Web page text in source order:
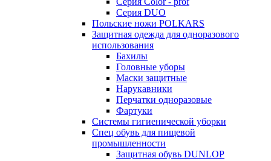
Серия DUO
Польские ножи POLKARS
Защитная одежда для одноразового
использования
Бахилы
Головные уборы
Маски защитные
Нарукавники
Перчатки одноразовые
Фартуки
Системы гигиенической уборки
Спец обувь для пищевой
промышленности
Защитная обувь DUNLOP